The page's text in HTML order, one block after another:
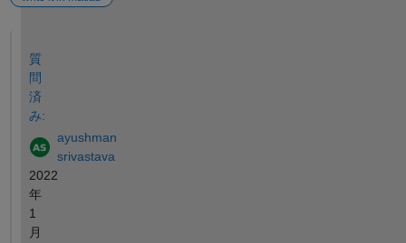
質
問
済
み:
ayushman
srivastava
2022
年
1
月